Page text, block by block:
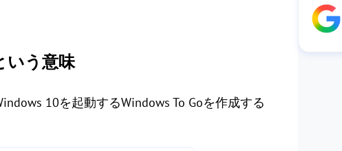
いう意味
10を起動するWindows To Goを作成する